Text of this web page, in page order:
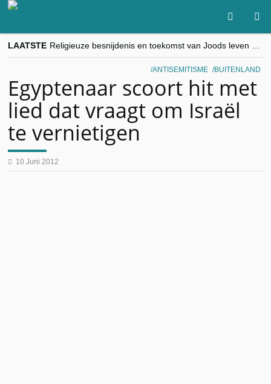
LAATSTE
“Besnijdenisdebat toont hoe moeilijk seculiere Westen minderheden begrijpt”, Jinnih Beels (Vooruit)
CITYTRIP | ROEMENIË – Boekarest: de verrassing van Oost-Europa
goKosher lanceert nieuwe website en samenwerking met Mishpacha voor kosher travel en simchas wereldwijd
ANTISEMITISME BUITENLAND
Egyptenaar scoort hit met
lied dat vraagt om Israël
te vernietigen
10 Juni 2012